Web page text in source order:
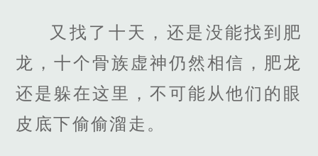
又找了十天，还是没能找到肥
龙，十个骨族虚神仍然相信，肥龙
还是躲在这里，不可能从他们的眼
皮底下偷偷溜走。